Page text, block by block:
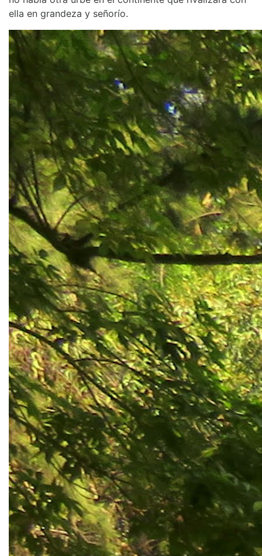
ella en grandeza y señorío.